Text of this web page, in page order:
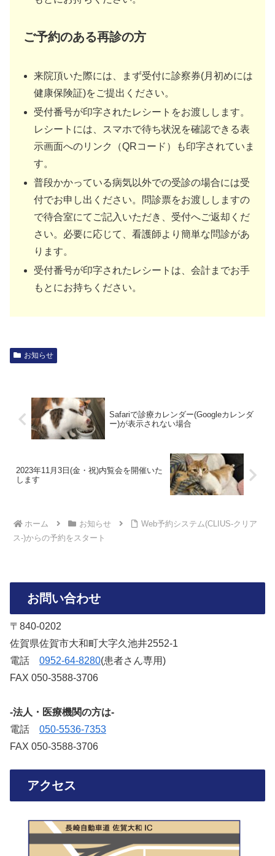
ご予約のある再診の方
来院頂いた際には、まず受付に診察券(月初めには
健康保険証)をご提出ください。
受付番号が印字されたレシートをお渡しします。
レシートには、スマホで待ち状況を確認できる表
示画面へのリンク（QRコード）も印字されていま
す。
普段かかっている病気以外での受診の場合には受
付でお申し出ください。問診票をお渡ししますの
で待合室にてご記入いただき、受付へご返却くだ
さい。必要に応じて、看護師より簡単な問診があ
ります。
受付番号が印字されたレシートは、会計までお手
もとにお持ちください。
お知らせ
Safariで診療カレンダー(Googleカレンダ
ー)が表示されない場合
2023年11月3日(金・祝)内覧会を開催いた
します
ホーム お知らせ
Web予約システム(CLIUS-クリア
ス-)からの予約をスタート
お問い合わせ
〒840-0202
佐賀県佐賀市大和町大字久池井2552-1
電話 ‭0952-64-8280‬(患者さん専用)
FAX 050-3588-3706‬
-法人・医療機関の方は-
電話 050-5536-7353‬
FAX 050-3588-3706‬
アクセス